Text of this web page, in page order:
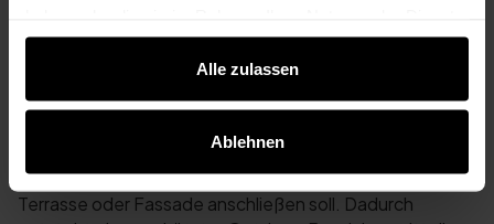
gesammelt haben.
Alle zulassen
Ablehnen
freistehend?
Alle drei AirCube Modelle sind je nach Ausführung als
Wandmontage
besonders gut, wenn die Pergola direkt an Haus,
Terrasse oder Fassade anschließen soll. Dadurch